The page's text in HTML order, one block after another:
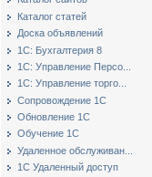
Каталог статей
Доска объявлений
1С: Бухгалтерия 8
1С: Управление Персо...
1С: Управление торго...
Сопровождение 1С
Обновление 1С
Обучение 1С
Удаленное обслуживан...
1С Удаленный доступ